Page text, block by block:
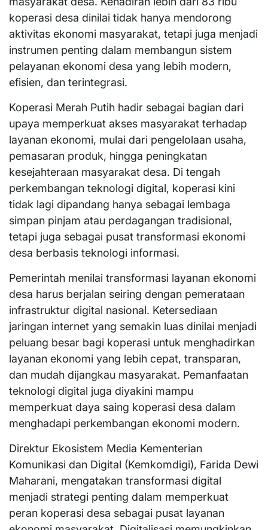
koperasi desa dinilai tidak hanya mendorong
aktivitas ekonomi masyarakat, tetapi juga menjadi
instrumen penting dalam membangun sistem
pelayanan ekonomi desa yang lebih modern,
efisien, dan terintegrasi.
Koperasi Merah Putih hadir sebagai bagian dari
upaya memperkuat akses masyarakat terhadap
layanan ekonomi, mulai dari pengelolaan usaha,
pemasaran produk, hingga peningkatan
kesejahteraan masyarakat desa. Di tengah
perkembangan teknologi digital, koperasi kini
tidak lagi dipandang hanya sebagai lembaga
simpan pinjam atau perdagangan tradisional,
tetapi juga sebagai pusat transformasi ekonomi
desa berbasis teknologi informasi.
Pemerintah menilai transformasi layanan ekonomi
desa harus berjalan seiring dengan pemerataan
infrastruktur digital nasional. Ketersediaan
jaringan internet yang semakin luas dinilai menjadi
peluang besar bagi koperasi untuk menghadirkan
layanan ekonomi yang lebih cepat, transparan,
dan mudah dijangkau masyarakat. Pemanfaatan
teknologi digital juga diyakini mampu
memperkuat daya saing koperasi desa dalam
menghadapi perkembangan ekonomi modern.
Direktur Ekosistem Media Kementerian
Komunikasi dan Digital (Kemkomdigi), Farida Dewi
Maharani, mengatakan transformasi digital
menjadi strategi penting dalam memperkuat
peran koperasi desa sebagai pusat layanan